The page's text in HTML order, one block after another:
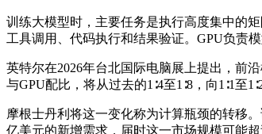
训练大模型时，主要任务是执行高度集中的
工具调用、代码执行和结果验证。GPU负责
英特尔在2026年台北国际电脑展上提出，前
与GPU配比，将从过去的1∶4至1∶8，向1∶1
摩根士丹利将这一变化称为计算瓶颈的转移
亿美元的新增需求，届时这一市场规模可能超